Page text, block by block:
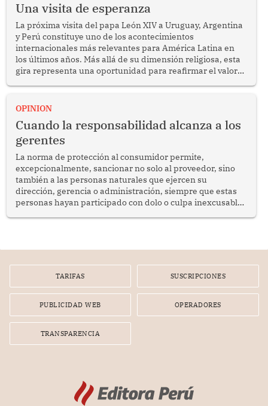
Una visita de esperanza
La próxima visita del papa León XIV a Uruguay, Argentina
y Perú constituye uno de los acontecimientos
internacionales más relevantes para América Latina en
los últimos años. Más allá de su dimensión religiosa, esta
gira representa una oportunidad para reafirmar el valor
enfrenta desafíos en materia de desarrollo, cohesión
OPINION
Cuando la responsabilidad alcanza a los
gerentes
La norma de protección al consumidor permite,
excepcionalmente, sancionar no solo al proveedor, sino
también a las personas naturales que ejercen su
dirección, gerencia o administración, siempre que estas
personas hayan participado con dolo o culpa inexcusable
por la frustrada realización de un meet and greet con
TARIFAS SUSCRIPCIONES
PUBLICIDAD WEB OPERADORES
TRANSPARENCIA